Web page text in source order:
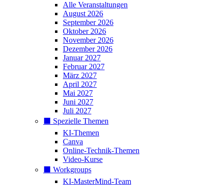
Alle Veranstaltungen
August 2026
September 2026
Oktober 2026
November 2026
Dezember 2026
Januar 2027
Februar 2027
März 2027
April 2027
Mai 2027
Juni 2027
Juli 2027
⬛️ Spezielle Themen
KI-Themen
Canva
Online-Technik-Themen
Video-Kurse
⬛️ Workgroups
KI-MasterMind-Team